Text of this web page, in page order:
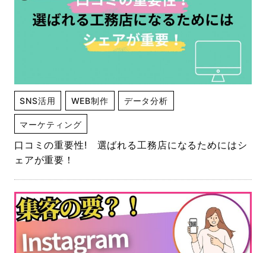
SNS活用 WEB制作 データ分析
マーケティング
口コミの重要性! 選ばれる工務店になるためにはシ
ェアが重要！